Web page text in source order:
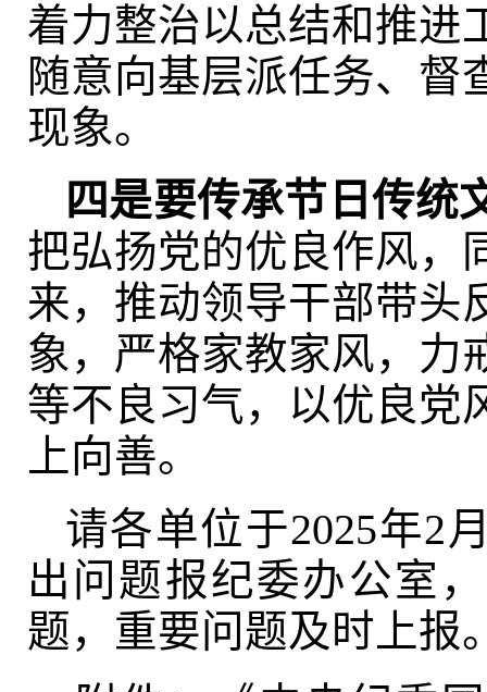
着力整治以总结和推进
随意向基层派任务、督
现象。
四是要传承节日传统
把弘扬党的优良作风，
来，推动领导干部带头
象，严格家教家风，力
等不良习气，以优良党
上向善。
请各单位于2025年2
出问题报纪委办公室
题，重要问题及时上报